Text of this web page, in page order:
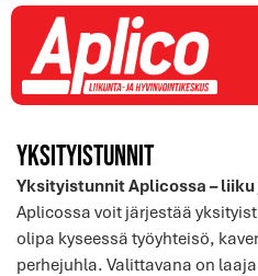
Yksityistunnit
Yksityistunnit Aplicossa –
Aplicossa voit järjestää
olipa kyseessä työyhteisö,
perhejuhla. Valittavana on